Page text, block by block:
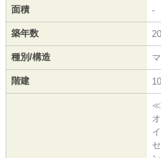
面積 -
築年数
種別/構造
階建
≪